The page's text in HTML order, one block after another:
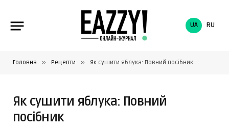
UA RU
Головна » Рецепти » Як сушити яблука: Повний посібник
Як сушити яблука: Повний
посібник